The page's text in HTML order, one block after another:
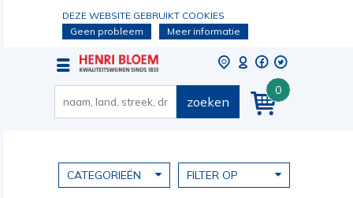
DEZE WEBSITE GEBRUIKT COOKIES
Geen probleem
Meer informatie
0
zoeken
CATEGORIEËN FILTER OP